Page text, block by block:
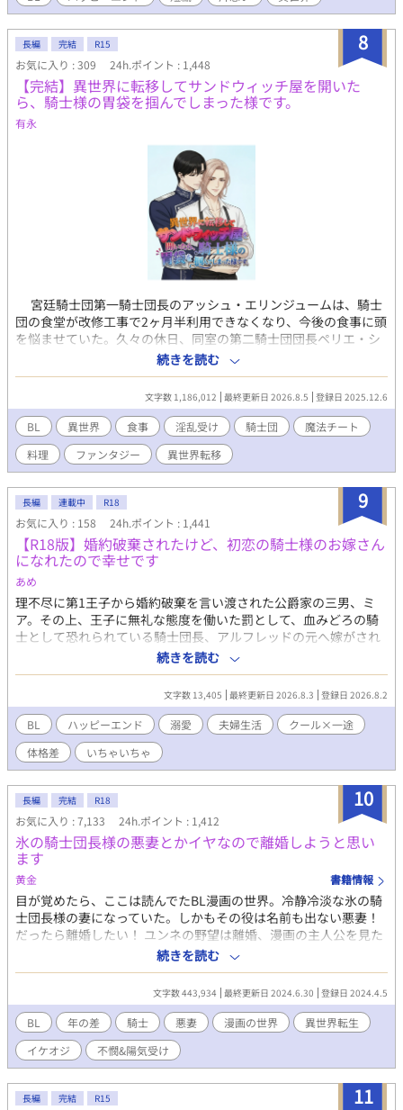
8
長編 完結 R15
お気に入り : 309 24h.ポイント : 1,448
【完結】異世界に転移してサンドウィッチ屋を開いた
ら、騎士様の胃袋を掴んでしまった様です。
有永
宮廷騎士団第一騎士団長のアッシュ・エリンジュームは、騎士
団の食堂が改修工事で2ヶ月半利用できなくなり、今後の食事に頭
を悩ませていた。久々の休日、同室の第二騎士団団長ペリエ・シ
キュータに誘われ、一緒に昼食をとるために城下へ出かける。 普
段は人通りの少ない裏道で、二人は見慣れないサンドウィッチ専
門店「リメイン」を見つける。店に入ると、穏やかでどこか妖艶
な雰囲気を持つ店主、セイルが彼らを迎える。セイルの魅力と、
彼が作るサンドウィッチのあまりの美味しさに、食事に無頓着だ
ったアッシュは心を奪われる…
続きを読む
文字数 1,186,012 最終更新日 2026.8.5 登録日 2025.12.6
BL 異世界 食事 淫乱受け 騎士団
魔法チート
料理
ファンタジー 異世界転移
9
長編 連載中 R18
お気に入り : 158 24h.ポイント : 1,441
【R18版】婚約破棄されたけど、初恋の騎士様のお嫁さん
になれたので幸せです
あめ
理不尽に第1王子から婚約破棄を言い渡された公爵家の三男、ミ
ア。その上、王子に無礼な態度を働いた罰として、血みどろの騎
士として恐れられている騎士団長、アルフレッドの元へ嫁がされ
ることに。 しかし、アルフレッドはミアの初恋の人で...。 この恋
は一方通行、きっと愛してはもらえない。それでも好きな人のそ
ばにいられるならそれでいい。そんな気持ちで嫁いだミアだった
が、アルフレッドは、ミアをどうやら溺愛してくれているようで
_？ 「…お前は、本当に愛らしいな」 「や、やめてください…！
心臓が持たないです…！」 山も谷もない、いちゃいちゃ新婚カッ
プルのお話。 ────── ※現在連載中の作品のR18版です(更新
は通常版が先になります) ※主人公の年齢を変更しています。
※R18部分の追加以外に内容の大きな変更はありません。
続きを読む
文字数 13,405 最終更新日 2026.8.3 登録日 2026.8.2
BL ハッピーエンド 溺愛 夫婦生活
クール×一途
体格差
いちゃいちゃ
10
長編 完結 R18
お気に入り : 7,133 24h.ポイント : 1,412
氷の騎士団長様の悪妻とかイヤなので離婚しようと思い
ます
黄金 書籍情報
目が覚めたら、ここは読んでたBL漫画の世界。冷静冷淡な氷の騎
士団長様の妻になっていた。しかもその役は名前も出ない悪妻！
だったら離婚したい！ ユンネの野望は離婚、漫画の主人公を見た
い、という二つの事。 お供に老侍従ソマルデを伴って、主人公が
いる王宮に向かうのだった。 本編61話まで 番外編 なんか長くな
ってます。お付き合い下されば幸いです。 ※細目キャラが好きな
ので書いてます。 多くの方に読んでいただき嬉しいです。
コメント、お気に入り、しおり、イイねを沢山有難うございま
す。
続きを読む
文字数 443,934 最終更新日 2024.6.30 登録日 2024.4.5
BL 年の差 騎士 悪妻 漫画の世界
異世界転生
イケオジ
不憫&陽気受け
11
長編 完結 R15